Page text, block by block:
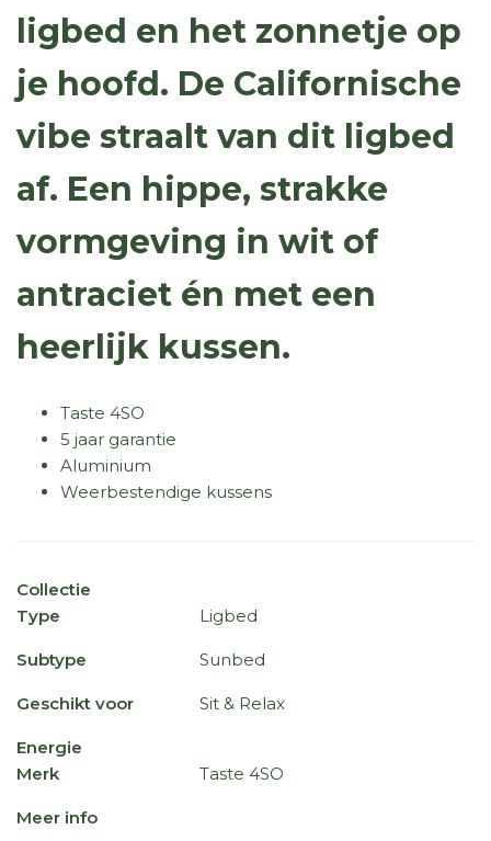
ligbed en het zonnetje op
je hoofd. De Californische
vibe straalt van dit ligbed
af. Een hippe, strakke
vormgeving in wit of
antraciet én met een
heerlijk kussen.
Taste 4SO
5 jaar garantie
Aluminium
Weerbestendige kussens
Collectie
Type
Ligbed
Subtype Sunbed
Geschikt voor Sit & Relax
Energie
Merk
Taste 4SO
Meer info